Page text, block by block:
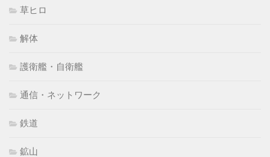
草ヒロ
解体
護衛艦・自衛艦
通信・ネットワーク
鉄道
鉱山